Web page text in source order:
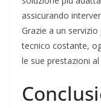
assicurando
Grazie a un
tecnico costante,
le sue prestazioni